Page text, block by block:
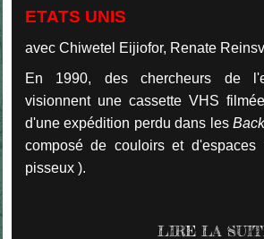
ETATS UNIS
avec Chiwetel Eijiofor, Renate
En 1990, des chercheurs de
visionnent une cassette VHS
d'une expédition perdu dans les
composé de couloirs et
pisseux ).
LIRE LA